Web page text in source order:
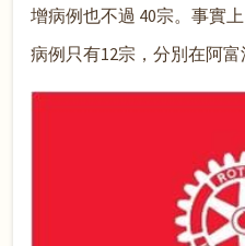
增病例也不過 40宗。事實
病例只有12宗，分別在阿富